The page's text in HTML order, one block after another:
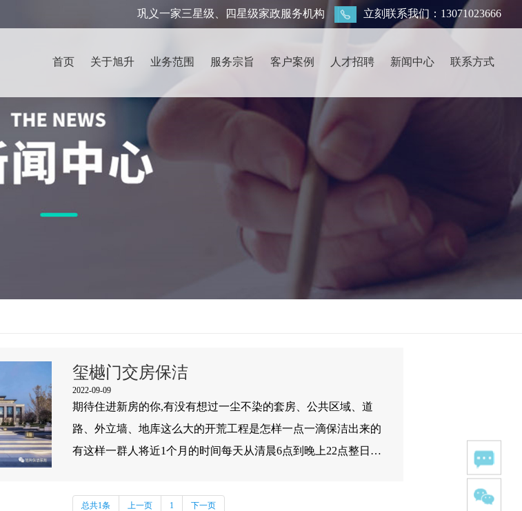
巩义一家三星级、四星级家政服务机构 立刻联系我们：13071023666
首页 关于旭升 业务范围 服务宗旨 客户案例 人才招聘 新闻中心 联系方式
玺樾门交房保洁
2022-09-09
期待住进新房的你,有没有想过一尘不染的套房、公共区域、道
路、外立墙、地库这么大的开荒工程是怎样一点一滴保洁出来的
有这样一群人将近1个月的时间每天从清晨6点到晚上22点整日汗
住新家，住的安心，住的舒心。
总共1条 上一页 1 下一页